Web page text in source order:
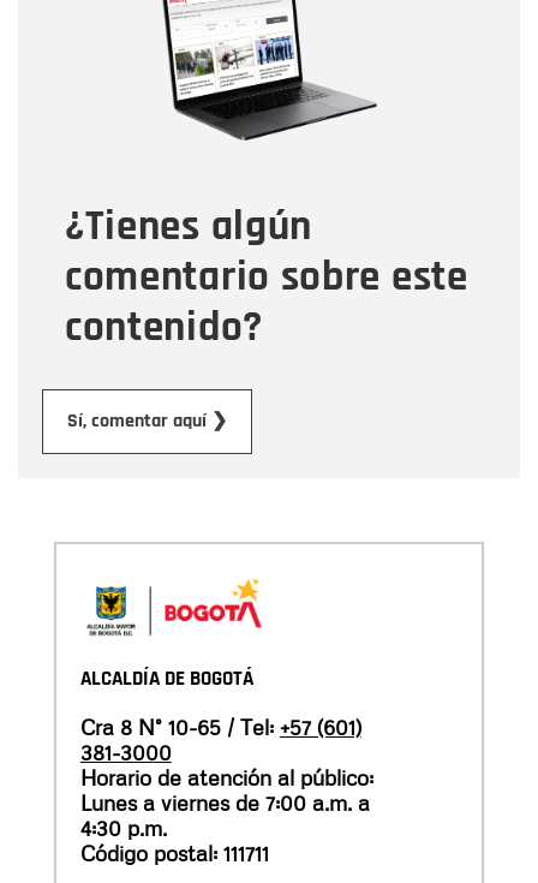
¿Tienes algún
comentario sobre este
contenido?
Sí, comentar aquí ❯
Correo electrónico
Tipo de comentario
Mensaje
ALCALDÍA DE BOGOTÁ
Cra 8 N° 10-65 / Tel: +57 (601)
381-3000
Horario de atención al público:
Lunes a viernes de 7:00 a.m. a
4:30 p.m.
Código postal: 111711